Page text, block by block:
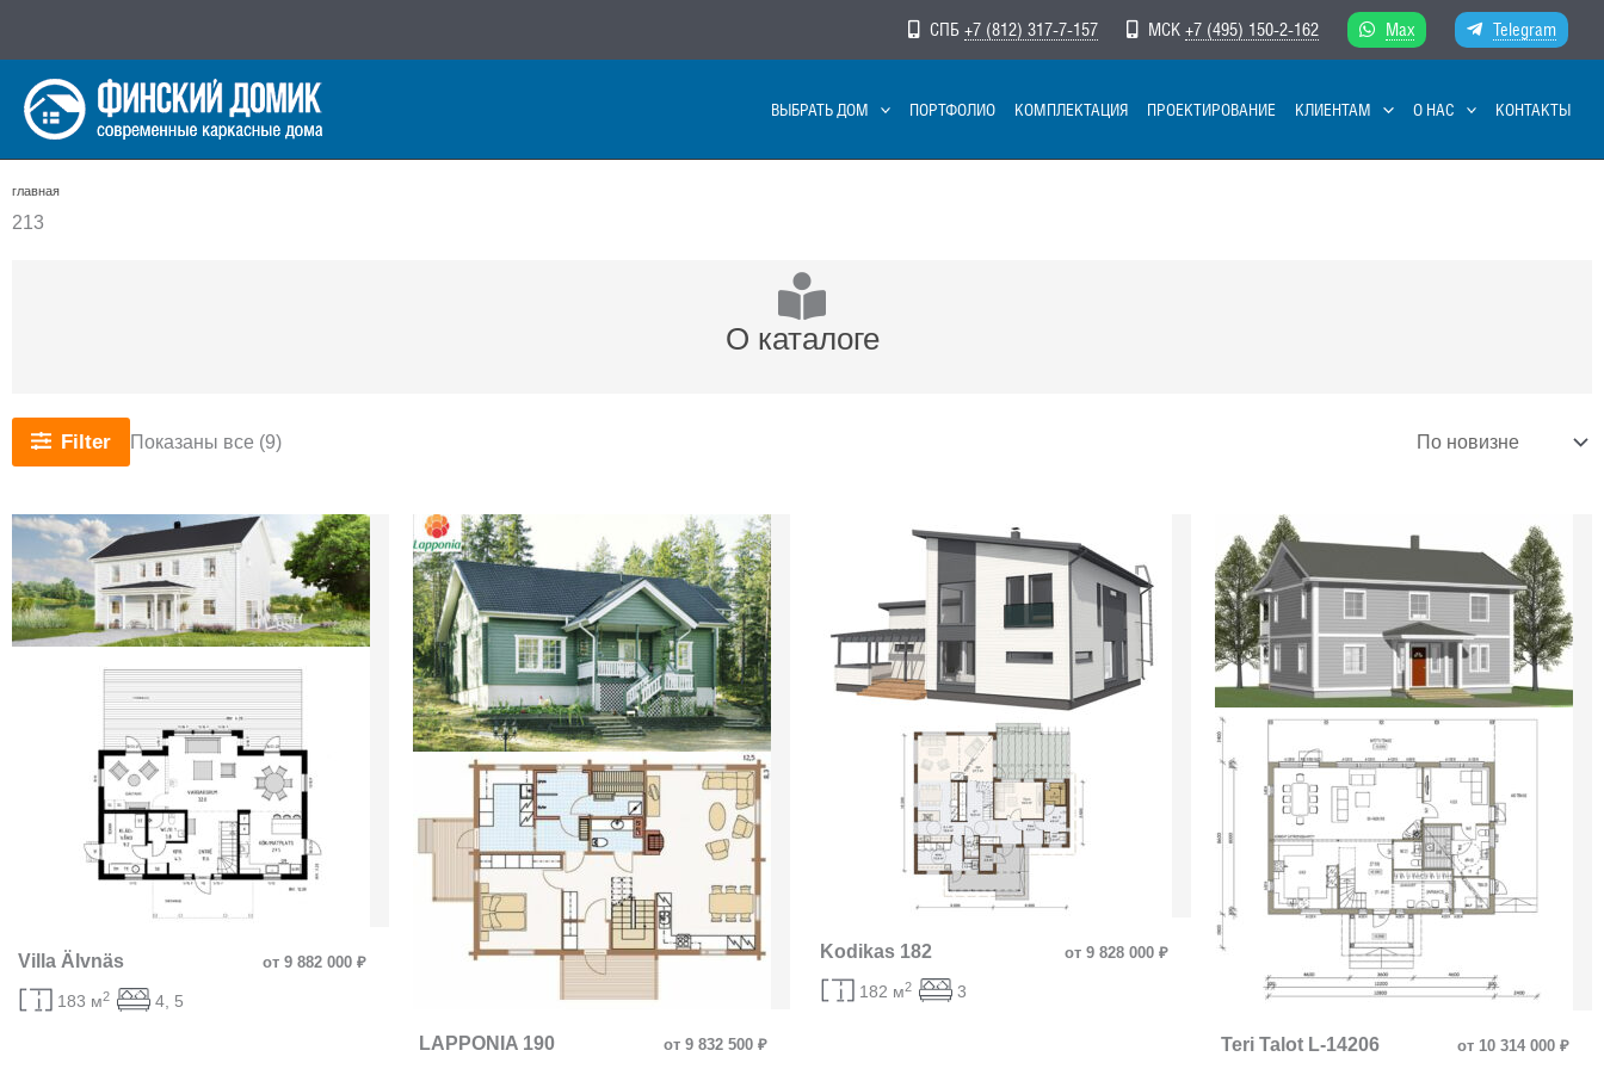
к
содержимому
СПБ +7 (812) 317-7-157 МСК +7 (495) 150-2-162 Max Telegram
ВЫБРАТЬ ДОМ ПОРТФОЛИО КОМПЛЕКТАЦИЯ ПРОЕКТИРОВАНИЕ КЛИЕНТАМ О НАС КОНТАКТЫ
главная
213
О каталоге
Filter Показаны все (9)
недавние
Villa Älvnäs от 9 882 000 ₽
183 м2 4, 5
LAPPONIA 190 от 9 832 500 ₽
Kodikas 182 от 9 828 000 ₽
182 м2 3
Teri Talot L-14206 от 10 314 000 ₽